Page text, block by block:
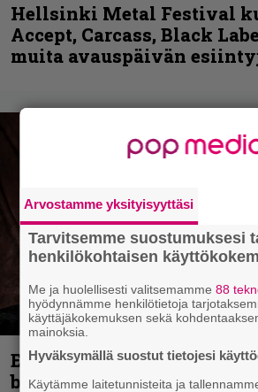
Hellsinki Metal Festival
Accept, Carcass, Black
muita avauspäivän
Espoon syyskuu
black metalin merkeissä
Arvostamme yksityisyyttäsi
Tarvitsemme suostumuksesi
henkilökohtaisen
Me ja huolellisesti valitsemamme88
hyödynnämme henkilötietoja
käyttäjäkokemuksen sekä
mainoksia.
Hyväksymällä suostut tietojesi
Käytämme laitetunnisteita ja